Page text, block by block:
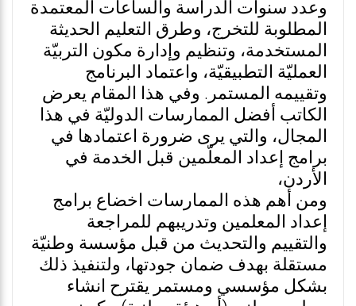
وعدد سنوات الدراسة والساعات المعتمدة
المطلوبة للتخرج، وطرق التعليم الحديثة
المستخدمة، وتنظيم وإدارة مكون التربيّة
العمليّة التطبيقيّة، واعتماد البرنامج
وتقييمه المستمر. وفي هذا المقام يعرض
الكاتب أفضل الممارسات الدوليّة في هذا
المجال، والتي يرى ضرورة اعتمادها في
برامج إعداد المعلّمين قبل الخدمة في
الأردن،
ومن أهم هذه الممارسات اخضاع برامج
إعداد المعلمين وتدريبهم للمراجعة
والتقييم والتحديث من قبل مؤسسة وطنيّة
مستقلة بهدف ضمان جودتها، ولتنفيذ ذلك
بشكل مؤسسي ومستمر يقترح انشاء